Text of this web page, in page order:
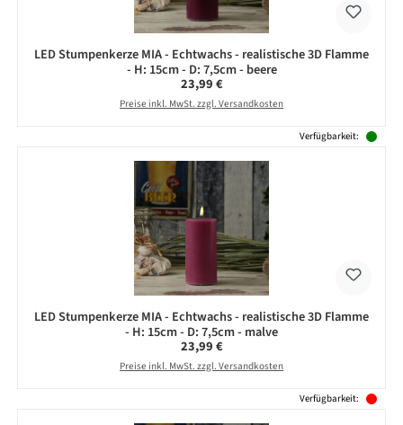
LED Stumpenkerze MIA - Echtwachs - realistische 3D Flamme
- H: 15cm - D: 7,5cm - beere
Regulärer Preis:
23,99 €
Preise inkl. MwSt. zzgl. Versandkosten
Verfügbarkeit:
LED Stumpenkerze MIA - Echtwachs - realistische 3D Flamme
- H: 15cm - D: 7,5cm - malve
Regulärer Preis:
23,99 €
Preise inkl. MwSt. zzgl. Versandkosten
Verfügbarkeit: